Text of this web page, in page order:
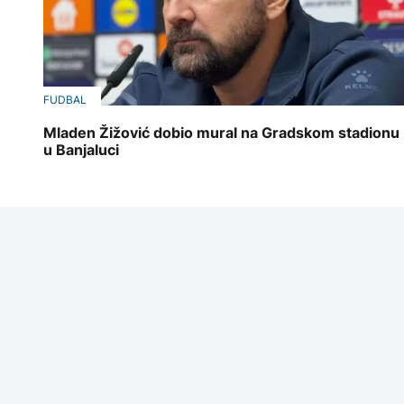
FUDBAL
Mladen Žižović dobio mural na Gradskom stadionu
u Banjaluci